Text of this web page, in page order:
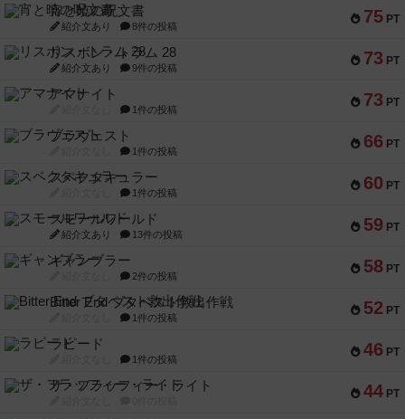
75 PT
宵と暁の呪文書
紹介文あり 8件の投稿
73 PT
リスボン・トラム 28
紹介文あり 9件の投稿
73 PT
アマナイト
1件の投稿
66 PT
ブラヴェスト
1件の投稿
60 PT
スペクタキュラー
1件の投稿
59 PT
スモールワールド
紹介文あり 13件の投稿
58 PT
ギャンブラー
2件の投稿
52 PT
Bitter End ブタペスト救出作戦
1件の投稿
46 PT
ラピード
1件の投稿
44 PT
ザ・フラッフィー・ライト